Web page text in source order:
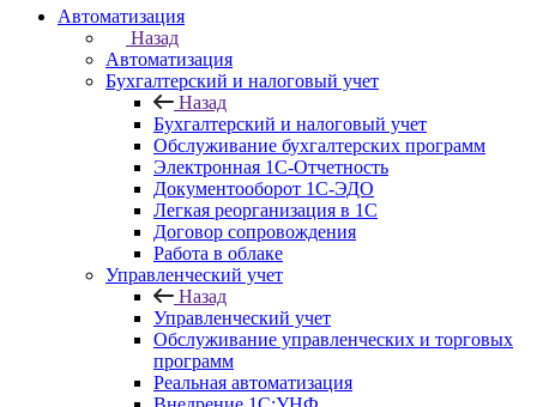
Автоматизация
Назад
Автоматизация
Бухгалтерский и налоговый учет
Назад
Бухгалтерский и налоговый учет
Обслуживание бухгалтерских программ
Электронная 1С-Отчетность
Документооборот 1С-ЭДО
Легкая реорганизация в 1С
Договор сопровождения
Работа в облаке
Управленческий учет
Назад
Управленческий учет
Обслуживание управленческих и торговых
программ
Реальная автоматизация